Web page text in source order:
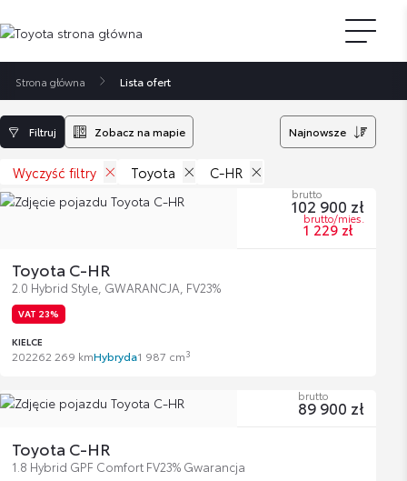
Strona główna Lista ofert
Filtruj Zobacz na mapie Najnowsze
Wyczyść filtry Toyota C-HR
Toyota C-HR
2.0 Hybrid Style, GWARANCJA, FV23%
VAT 23%
KIELCE
202262 269 kmHybryda1 987 cm3
brutto
102 900 zł
brutto/mies.
1 229 zł
Toyota C-HR
1.8 Hybrid GPF Comfort FV23% Gwarancja
brutto
89 900 zł